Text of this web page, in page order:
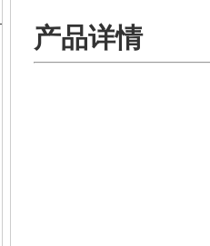
产品详情